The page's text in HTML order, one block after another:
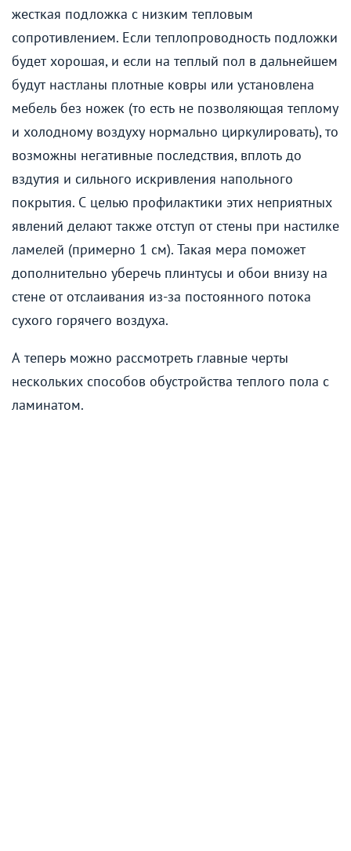
жесткая подложка с низким тепловым
сопротивлением. Если теплопроводность подложки
будет хорошая, и если на теплый пол в дальнейшем
будут настланы плотные ковры или установлена
мебель без ножек (то есть не позволяющая теплому
и холодному воздуху нормально циркулировать), то
возможны негативные последствия, вплоть до
вздутия и сильного искривления напольного
покрытия. С целью профилактики этих неприятных
явлений делают также отступ от стены при настилке
ламелей (примерно 1 см). Такая мера поможет
дополнительно уберечь плинтусы и обои внизу на
стене от отслаивания из-за постоянного потока
сухого горячего воздуха.
А теперь можно рассмотреть главные черты
нескольких способов обустройства теплого пола с
ламинатом.